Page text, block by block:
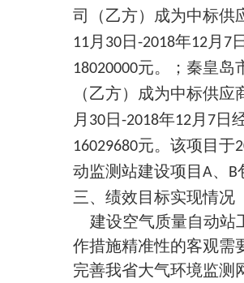
司（乙方）成为中标供
11 月 30 日 -2018年12 月 7
18020000元。；秦皇岛
（乙方）成为中标供应
月 30 日 -2018年12 月 7 日
16029680元。该项目于
动监测站建设项目 A、 B
三、绩效目标实现情况
建设空气质量自动站
作措施精准性的客观需
完善我省大气环境监测